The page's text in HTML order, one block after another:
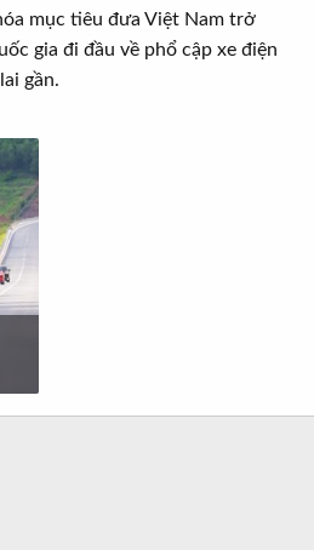
mục tiêu đưa Việt Nam trở
gia đi đầu về phổ cập xe điện
gần.